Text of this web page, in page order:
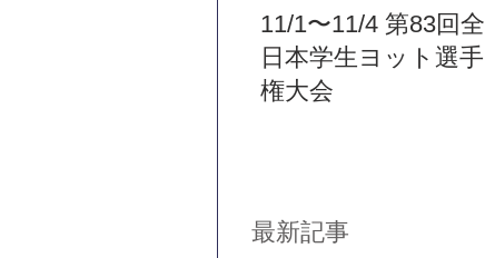
11/1〜11/4 第83回全
日本学生ヨット選手
権大会
最新記事